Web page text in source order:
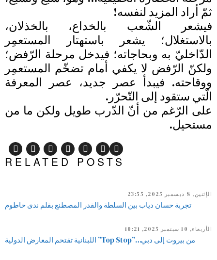
ثمّ أراد المزيد لنفسه!
فيشعر الشّعب بالخداع، بالخذلان،
بالاستغلال؛ يشعر باستهتار المستعمِر
الدّاخليّ به وبحاجاته؛ فيدخل مرحلة الرّفض؛
ولكنّ الرّفض لا يكفي أمام تضخّم المستعمِر
ووقاحته. فيبدأ عصر جديد، عصر المعرفة
الّتي ستقود إلى التّحرّر.
على الرّغم من أنّ الدّرب طويل ولكن ما من
مستحيل.
RELATED POSTS
الإثنين, 8 ديسمبر 2025, 23:55
تجربة حسان دياب بين السلطة والقدر المصطنع بقلم ندى حاطوم
الأربعاء, 10 سبتمبر 2025, 10:21
من بيروت إلى دبي…”Top Stop” اللبنانية تقتحم المعارض الدولية